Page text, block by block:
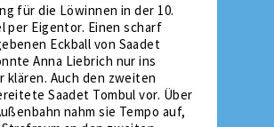
für die Löwinnen in der 10.
per Eigentor. Einen scharf
Eckball von Saadet
Anna Liebrich nur ins
klären. Auch den zweiten
Saadet Tombul vor. Über
nahm sie Tempo auf,